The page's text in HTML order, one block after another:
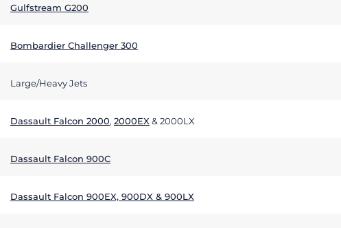
Gulfstream G200
Bombardier Challenger 300
Large/Heavy Jets
Dassault Falcon 2000, 2000EX & 2000LX
Dassault Falcon 900C
Dassault Falcon 900EX, 900DX & 900LX